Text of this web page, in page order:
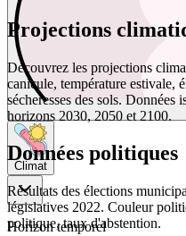
Climat
Horizon temporel
Projections
Découvrez les projections
canicule, température estivale,
sécheresses des sols.
horizons 2030, 2050 et 2100.
Données politiques
Résultats des élections
législatives 2022. Couleur
politique, taux d'abstention.